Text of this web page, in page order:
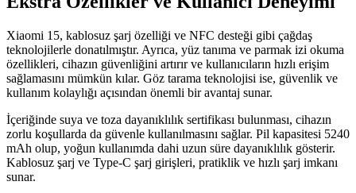
Xiaomi 15, kablosuz şarj özelliği ve NFC desteği gibi çağdaş
teknolojilerle donatılmıştır. Ayrıca, yüz tanıma ve parmak izi okuma
özellikleri, cihazın güvenliğini artırır ve kullanıcıların hızlı erişim
sağlamasını mümkün kılar. Göz tarama teknolojisi ise, güvenlik ve
kullanım kolaylığı açısından önemli bir avantaj sunar.
İçeriğinde suya ve toza dayanıklılık sertifikası bulunması, cihazın
zorlu koşullarda da güvenle kullanılmasını sağlar. Pil kapasitesi 5240
mAh olup, yoğun kullanımda dahi uzun süre dayanıklılık gösterir.
Kablosuz şarj ve Type-C şarj girişleri, pratiklik ve hızlı şarj imkanı
sunar.